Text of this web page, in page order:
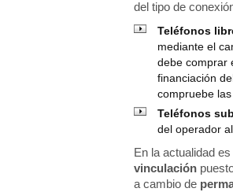
del tipo de
Teléfonos
mediante el
debe comprar
financiación
compruebe
Teléfonos
del operador
En la actualidad
vinculación
a cambio de